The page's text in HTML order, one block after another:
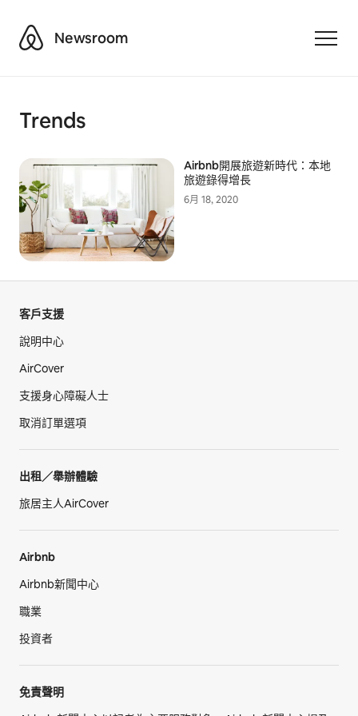
AirbnbNewsroom
Trends
Airbnb開展旅遊新時代：本地
旅遊錄得增長
6月 18, 2020
客戶支援
說明中心
AirCover
支援身心障礙人士
取消訂單選項
出租／舉辦體驗
旅居主人AirCover
Airbnb
Airbnb新聞中心
職業
投資者
免責聲明